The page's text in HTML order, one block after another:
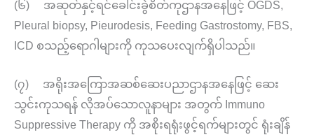
(၆) အဆုတ်နှင့်ရင်ခေါင်းခွဲစိတ်ကုဌာနအနေဖြင့် OGDS,
Pleural biopsy, Pieurodesis, Feeding Gastrostomy, FBS,
ICD စသည့်ရောဂါများကို ကုသပေးလျက်ရှိပါသည်။
(၇) အရိုးအကြောအဆစ်ဆေးပညာဌာနအနေဖြင့် ဆေး
သွင်းကုသရန် လိုအပ်သောလူနာများ အတွက် Immuno
Suppressive Therapy ကို အစိုးရရုံးဖွင့်ရက်များတွင် ရုံးချိန်